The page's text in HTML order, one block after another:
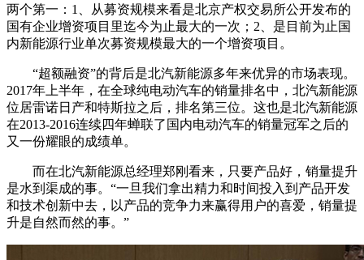
两个第一：1、从募资规模来看是北京产权交易所公开发布的
国有企业增资项目里迄今为止最大的一次；2、是目前为止国
内新能源行业单次募资规模最大的一个增资项目。
“超额融资”的背后是北汽新能源多年来优异的市场表现。
2017年上半年，在全球纯电动汽车的销量排名中，北汽新能源
位居雷诺日产和特斯拉之后，排名第三位。这也是北汽新能源
在2013-2016连续四年蝉联了国内电动汽车的销量冠军之后的
又一份耀眼的成绩单。
而在北汽新能源总经理郑刚看来，只要产品好，销量提升
是水到渠成的事。“一旦我们拿出精力和时间投入到产品开发
和技术创新中去，以产品的竞争力来赢得用户的喜爱，销量提
升是自然而然的事。”